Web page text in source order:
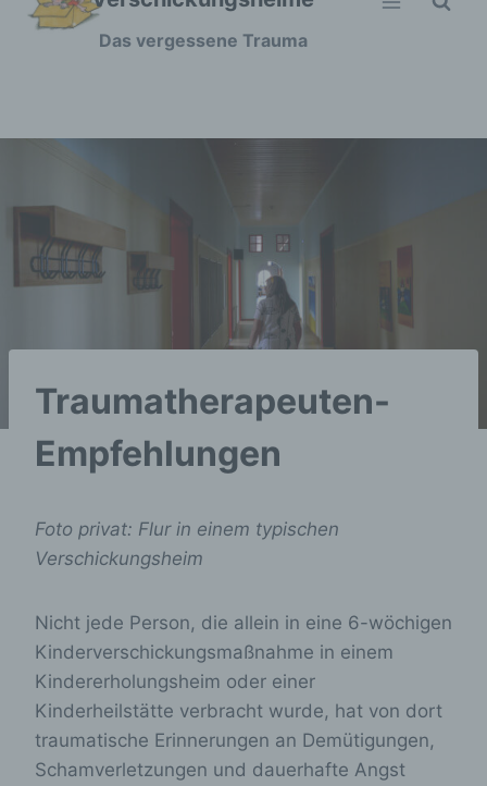
Zum
Das vergessene Trauma
Traumatherapeuten-
Empfehlungen
Foto privat: Flur in einem typischen
Verschickungsheim
Nicht jede Person, die allein in eine 6-wöchigen
Kinderverschickungsmaßnahme in einem
Kindererholungsheim oder einer
Kinderheilstätte verbracht wurde, hat von dort
traumatische Erinnerungen an Demütigungen,
Schamverletzungen und dauerhafte Angst